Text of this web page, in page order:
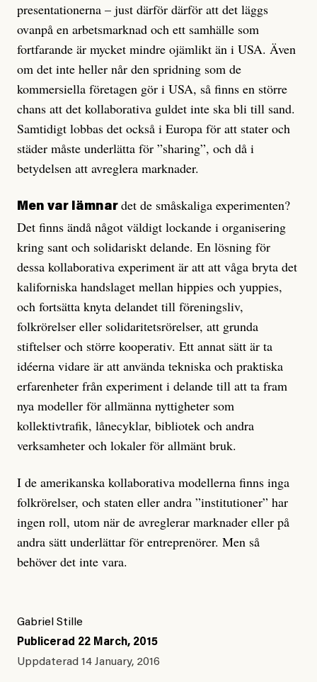
presentationerna – just därför därför att det läggs
ovanpå en arbetsmarknad och ett samhälle som
fortfarande är mycket mindre ojämlikt än i USA. Även
om det inte heller når den spridning som de
kommersiella företagen gör i USA, så finns en större
chans att det kollaborativa guldet inte ska bli till sand.
Samtidigt lobbas det också i Europa för att stater och
städer måste underlätta för ”sharing”, och då i
betydelsen att avreglera marknader.
Men var lämnar det de småskaliga experimenten?
Det finns ändå något väldigt lockande i organisering
kring sant och solidariskt delande. En lösning för
dessa kollaborativa experiment är att att våga bryta det
kaliforniska handslaget mellan hippies och yuppies,
och fortsätta knyta delandet till föreningsliv,
folkrörelser eller solidaritetsrörelser, att grunda
stiftelser och större kooperativ. Ett annat sätt är ta
idéerna vidare är att använda tekniska och praktiska
erfarenheter från experiment i delande till att ta fram
nya modeller för allmänna nyttigheter som
kollektivtrafik, lånecyklar, bibliotek och andra
verksamheter och lokaler för allmänt bruk.
I de amerikanska kollaborativa modellerna finns inga
folkrörelser, och staten eller andra ”institutioner” har
ingen roll, utom när de avreglerar marknader eller på
andra sätt underlättar för entreprenörer. Men så
behöver det inte vara.
Gabriel Stille
Publicerad 22 March, 2015
Uppdaterad 14 January, 2016